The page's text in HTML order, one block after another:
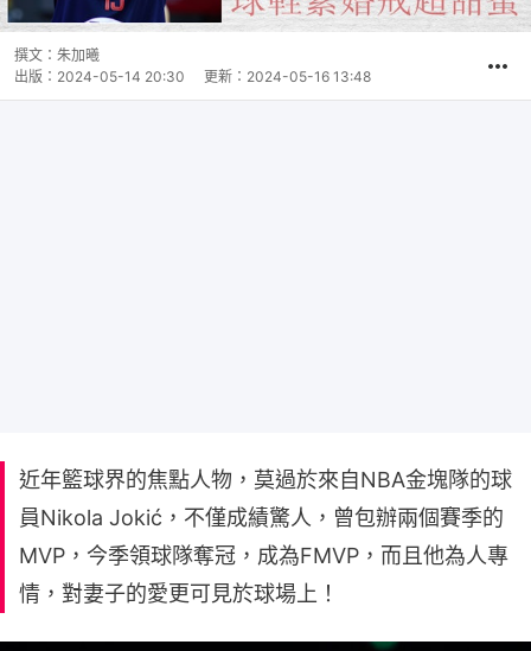
撰文： 朱加曦
出版： 2024-05-14 20:30 更新： 2024-05-16 13:48
近年籃球界的焦點人物，莫過於來自NBA金塊隊的球
員Nikola Jokić，不僅成績驚人，曾包辦兩個賽季的
MVP，今季領球隊奪冠，成為FMVP，而且他為人專
情，對妻子的愛更可見於球場上！